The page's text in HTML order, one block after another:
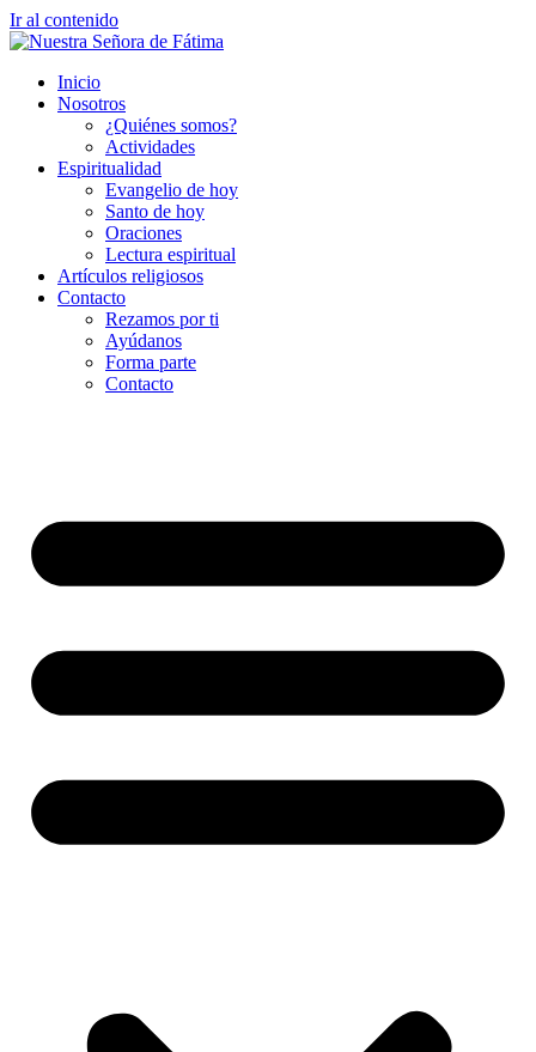
Ir al contenido
Inicio
Nosotros
¿Quiénes somos?
Actividades
Espiritualidad
Evangelio de hoy
Santo de hoy
Oraciones
Lectura espiritual
Artículos religiosos
Contacto
Rezamos por ti
Ayúdanos
Forma parte
Contacto